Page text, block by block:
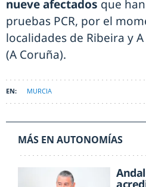
nueve afectados que
pruebas PCR, por el
localidades de Ribeira y
(A Coruña).
MURCIA
MÁS EN AUTONOMÍAS